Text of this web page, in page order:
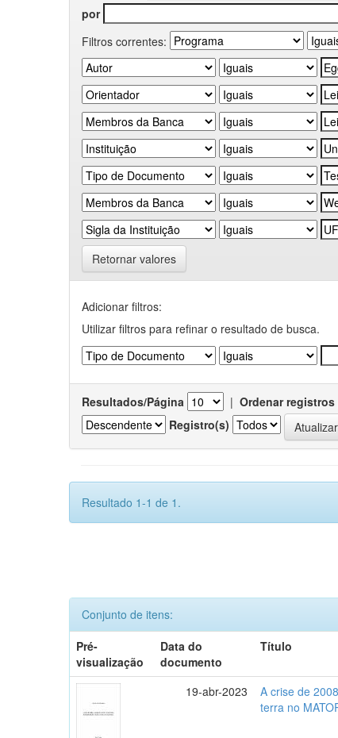
por
Filtros correntes:
Retornar valores
Adicionar filtros:
Utilizar filtros para refinar o resultado de busca.
Resultados/Página | Ordenar
Registro(s)
Resultado 1-1 de 1.
Conjunto de itens:
Pré-
visualização
Data do
documento
Título
19-abr-2023
A crise de
terra no